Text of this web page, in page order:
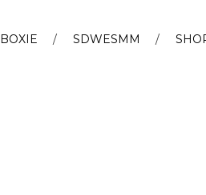
BOXIE SDWESMM